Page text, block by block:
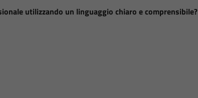
utilizzando un linguaggio chiaro e comprensibile?